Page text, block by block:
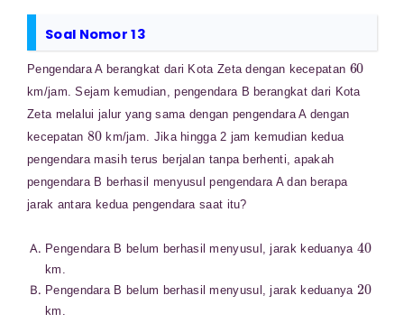
Soal Nomor 13
Pengendara A berangkat dari Kota Zeta dengan kecepatan
60
km/jam. Sejam kemudian, pengendara B berangkat dari Kota
Zeta melalui jalur yang sama dengan pengendara A dengan
kecepatan
80
km/jam. Jika hingga 2 jam kemudian kedua
pengendara masih terus berjalan tanpa berhenti, apakah
pengendara B berhasil menyusul pengendara A dan berapa
jarak antara kedua pengendara saat itu?
Pengendara B belum berhasil menyusul, jarak keduanya
40
km.
Pengendara B belum berhasil menyusul, jarak keduanya
20
km.